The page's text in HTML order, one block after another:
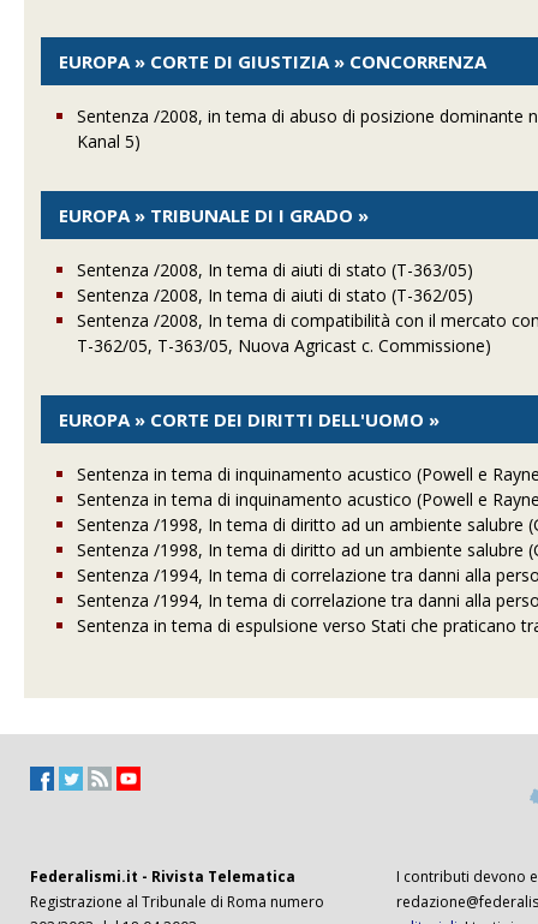
EUROPA » CORTE DI GIUSTIZIA » CONCORRENZA
Sentenza /2008, in tema di abuso di posizione dominante
Kanal 5)
EUROPA » TRIBUNALE DI I GRADO »
Sentenza /2008, In tema di aiuti di stato (T-363/05)
Sentenza /2008, In tema di aiuti di stato (T-362/05)
Sentenza /2008, In tema di compatibilità con il mercato
T-362/05, T-363/05, Nuova Agricast c. Commissione)
EUROPA » CORTE DEI DIRITTI DELL'UOMO »
Sentenza in tema di inquinamento acustico (Powell e
Sentenza in tema di inquinamento acustico (Powell e
Sentenza /1998, In tema di diritto ad un ambiente salubre
Sentenza /1998, In tema di diritto ad un ambiente salubre
Sentenza /1994, In tema di correlazione tra danni alla
Sentenza /1994, In tema di correlazione tra danni alla
Sentenza in tema di espulsione verso Stati che praticano
Federalismi.it - Rivista Telematica
Registrazione al Tribunale di Roma numero
I contributi devono